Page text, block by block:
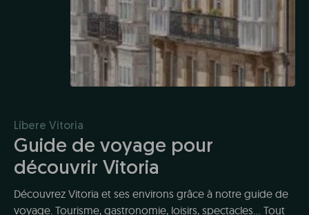
Líbere Vitoria
Guide de voyage pour
découvrir Vitoria
Découvrez Vitoria et ses environs grâce à notre guide de
voyage. Tourisme, gastronomie, loisirs, spectacles... Tout